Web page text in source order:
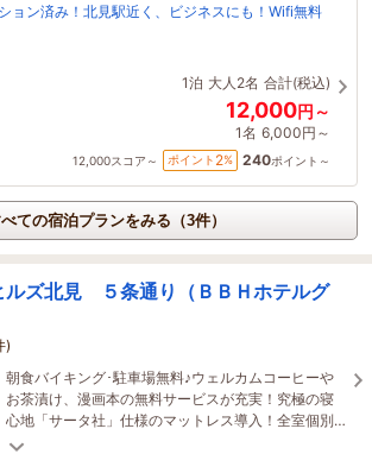
ョン済み！北見駅近く、ビジネスにも！Wifi無料
1泊 大人2名 合計(税込)
12,000円～
1名 6,000円～
12,000スコア～ ポイント 2% 240ポイント～
ての宿泊プランをみる（3件）
ルズ北見 ５条通り（ＢＢＨホテルグ
)
朝食バイキング･駐車場無料♪ウェルカムコーヒーや
お茶漬け、漫画本の無料サービスが充実！究極の寝
心地「サータ社」仕様のマットレス導入！全室個別
空調！